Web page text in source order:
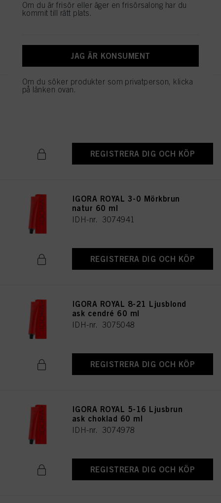
IDH-nr. 3074987
IGORA ROYAL 5-1 Ljusbrun
REGISTRERA DIG OCH KÖP
IGORA ROYAL 3-0 Mörkbrun
natur 60 ml
IDH-nr. 3074941
REGISTRERA DIG OCH KÖP
IGORA ROYAL 8-21 Ljusblond
ask cendré 60 ml
IDH-nr. 3075048
REGISTRERA DIG OCH KÖP
IGORA ROYAL 5-16 Ljusbrun
ask choklad 60 ml
IDH-nr. 3074978
REGISTRERA DIG OCH KÖP
Om du är frisör eller äger en frisörsalong har du
kommit till rätt plats.
JAG ÄR KONSUMENT
Om du söker produkter som privatperson, klicka
på länken ovan.